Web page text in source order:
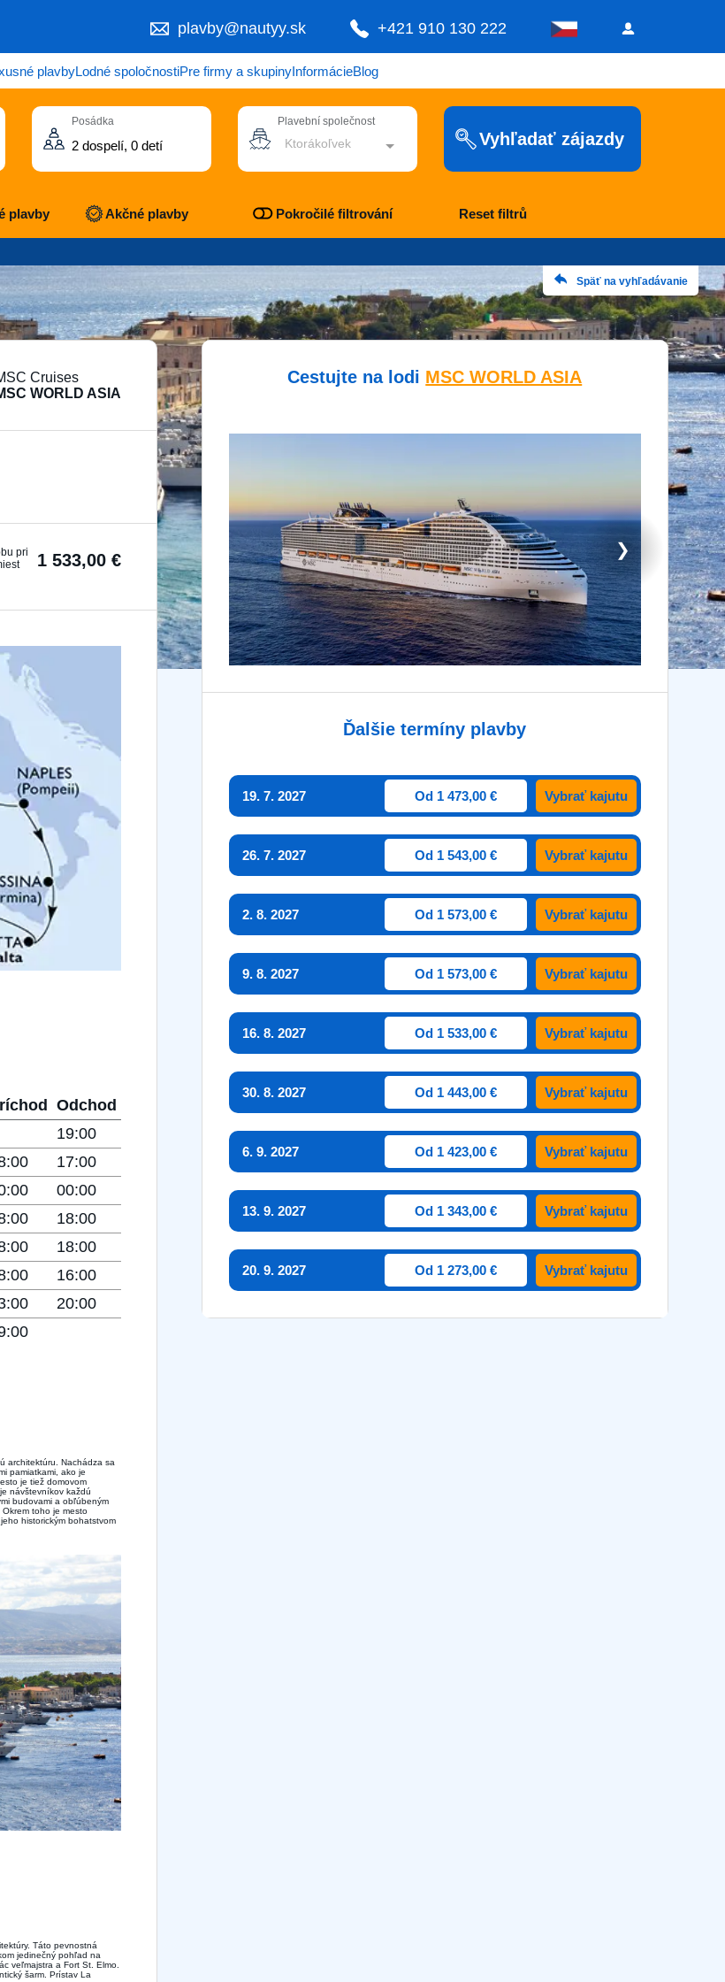
plavby@nautyy.sk +421 910 130 222
plavbyLodné spoločnostiPre firmy a skupinyInformácieBlog
Posádka Plavební společnost
Ktorákoľvek Vyhľadať zájazdy
plavby Akčné plavby Pokročilé filtrování Reset filtrů
Späť na vyhľadávanie
Cruises
WORLD ASIA
pri
1 533,00 €
Odchod
19:00
17:00
00:00
18:00
18:00
16:00
20:00
architektúru. Nachádza sa
pamiatkami, ako je
je tiež domovom
návštevníkov každú
budovami a obľúbeným
toho je mesto
historickým bohatstvom
Táto pevnostná
jedinečný pohľad na
veľmajstra a Fort St. Elmo.
šarm. Prístav La
Cestujte na lodi MSC WORLD ASIA
❯
Ďalšie termíny plavby
19. 7. 2027 Od 1 473,00 € Vybrať kajutu
26. 7. 2027 Od 1 543,00 € Vybrať kajutu
2. 8. 2027 Od 1 573,00 € Vybrať kajutu
9. 8. 2027 Od 1 573,00 € Vybrať kajutu
16. 8. 2027 Od 1 533,00 € Vybrať kajutu
30. 8. 2027 Od 1 443,00 € Vybrať kajutu
6. 9. 2027 Od 1 423,00 € Vybrať kajutu
13. 9. 2027 Od 1 343,00 € Vybrať kajutu
20. 9. 2027 Od 1 273,00 € Vybrať kajutu